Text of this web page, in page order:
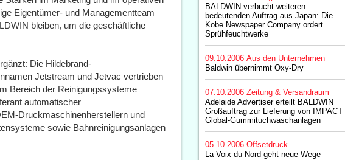
Eigentümer- und Managementteam
bleiben, um die geschäftliche
Die Hildebrand-
Jetstream und Jetvac vertrieben
Bereich der Reinigungssysteme
automatischer
Druckmaschinenherstellern und
sowie Bahnreinigungsanlagen
BALDWIN verbucht weiteren
bedeutenden Auftrag aus Japan: Die
Kobe Newspaper Company ordert
Sprühfeuchtwerke
09.10.2006 Aus den Unternehmen
Baldwin übernimmt Oxy-Dry
07.10.2006 Zeitung & Versandraum
Adelaide Advertiser erteilt BALDWIN
Großauftrag zur Lieferung von IMPACT
Global-Gummituchwaschanlagen
05.10.2006 Offsetdruck
La Voix du Nord geht neue Wege